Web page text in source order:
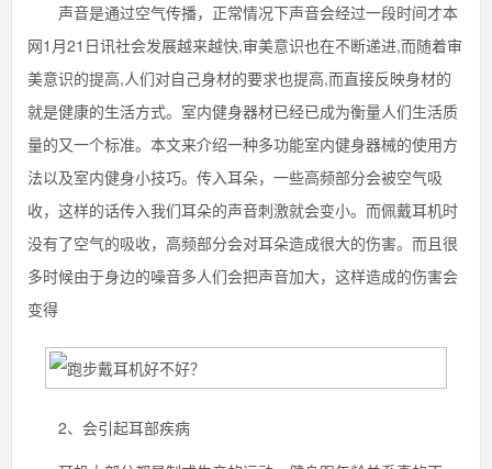
声音是通过空气传播，正常情况下声音会经过一段时间才本
网1月21日讯社会发展越来越快,审美意识也在不断递进,而随着审
美意识的提高,人们对自己身材的要求也提高,而直接反映身材的
就是健康的生活方式。室内健身器材已经已成为衡量人们生活质
量的又一个标准。本文来介绍一种多功能室内健身器械的使用方
法以及室内健身小技巧。传入耳朵，一些高频部分会被空气吸
收，这样的话传入我们耳朵的声音刺激就会变小。而佩戴耳机时
没有了空气的吸收，高频部分会对耳朵造成很大的伤害。而且很
多时候由于身边的噪音多人们会把声音加大，这样造成的伤害会
变得
2、会引起耳部疾病